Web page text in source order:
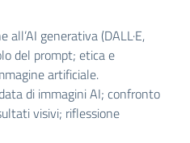
generativa (DALL·E,
del prompt; etica e
artificiale.
di immagini AI; confronto
visivi; riflessione